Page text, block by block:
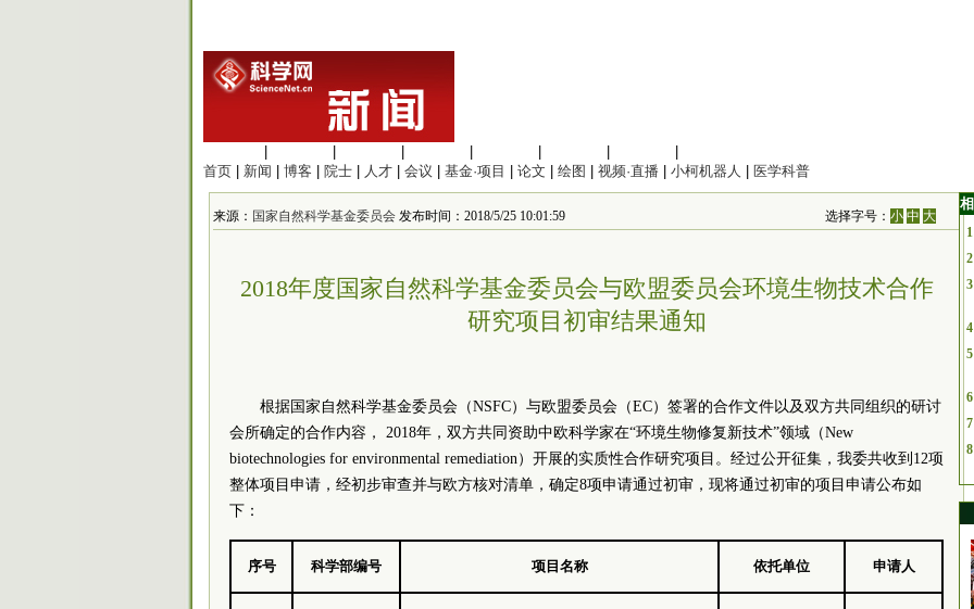
首页
新闻 博客 院士 人才 会议 基金·项目 论文 绘图 视频·直播 小柯机器人 医学科普
来源： 国家自然科学基金委员会 发布时间：2018/5/25 10:01:59 选择字号：小 中 大
2018年度国家自然科学基金委员会与欧盟委员会环境生物技术合作
研究项目初审结果通知
根据国家自然科学基金委员会（NSFC）与欧盟委员会（EC）签署的合作文件以及双方共同组织的研讨
会所确定的合作内容， 2018年，双方共同资助中欧科学家在“环境生物修复新技术”领域（New
biotechnologies for environmental remediation）开展的实质性合作研究项目。经过公开征集，我委共收到12项
整体项目申请，经初步审查并与欧方核对清单，确定8项申请通过初审，现将通过初审的项目申请公布如
下：
序号 科学部编号 项目名称 依托单位 申请人
1
2
3
4
5
6
7
8